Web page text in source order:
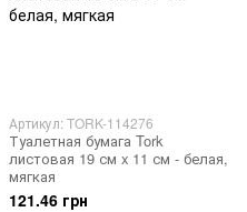
Артикул: TORK-114276
Туалетная бумага Tork
листовая 19 см x 11 см - белая,
мягкая
121.46 грн